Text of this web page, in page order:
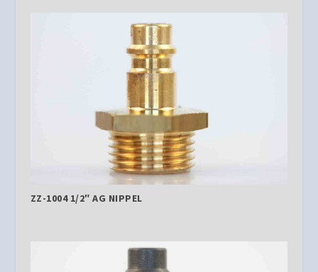
ZZ-1004 1/2″ AG NIPPEL